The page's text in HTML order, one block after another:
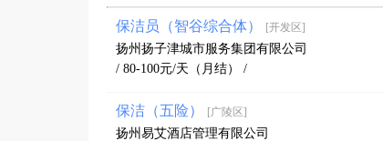
保洁员（智谷综合体） [开发区]
扬州扬子津城市服务集团有限公司
/ 80-100元/天（月结） /
保洁（五险） [广陵区]
扬州易艾酒店管理有限公司